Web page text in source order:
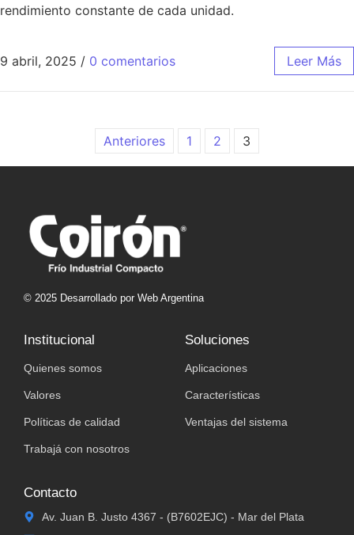
rendimiento constante de cada unidad.
9 abril, 2025 / 0 comentarios Leer Más
Anteriores 1 2 3
© 2025 Desarrollado por Web Argentina
Institucional
Quienes somos
Valores
Políticas de calidad
Trabajá con nosotros
Soluciones
Aplicaciones
Características
Ventajas del sistema
Contacto
Av. Juan B. Justo 4367 - (B7602EJC) - Mar del Plata